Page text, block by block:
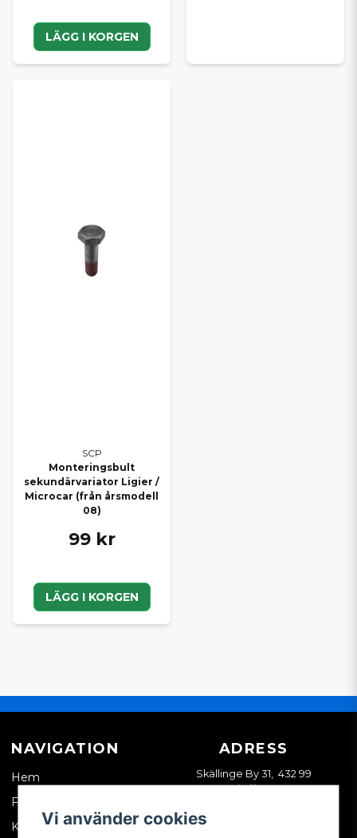
LÄGG I KORGEN
SCP
Monteringsbult
sekundärvariator Ligier /
Microcar (från årsmodell
08)
99 kr
LÄGG I KORGEN
NAVIGATION
Hem
Företagskund
Kontakta oss
ADRESS
Skällinge By 31, 432 99
Skällinge
Vi använder cookies